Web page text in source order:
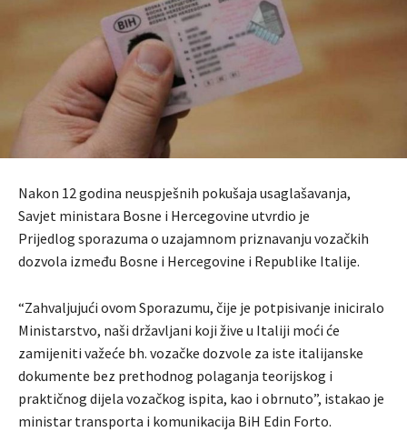
Nakon 12 godina neuspješnih pokušaja usaglašavanja,
Savjet ministara Bosne i Hercegovine utvrdio je
Prijedlog sporazuma o uzajamnom priznavanju vozačkih
dozvola između Bosne i Hercegovine i Republike Italije.
“Zahvaljujući ovom Sporazumu, čije je potpisivanje iniciralo
Ministarstvo, naši državljani koji žive u Italiji moći će
zamijeniti važeće bh. vozačke dozvole za iste italijanske
dokumente bez prethodnog polaganja teorijskog i
praktičnog dijela vozačkog ispita, kao i obrnuto”, istakao je
ministar transporta i komunikacija BiH Edin Forto.